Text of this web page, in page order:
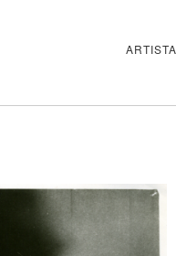
ARTISTA